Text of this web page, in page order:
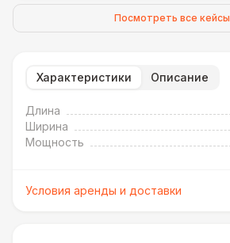
Посмотреть все кейсы
Характеристики Описание
Длина
Ширина
Мощность
Условия аренды и доставки